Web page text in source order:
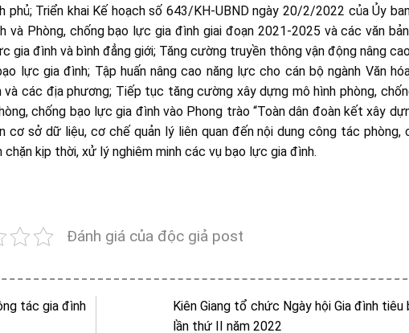
Triển khai Kế hoạch số 643/KH-UBND ngày 20/2/2022 của Ủy
và Phòng, chống bạo lực gia đình giai đoạn 2021-2025 và các văn
gia đình và bình đẳng giới; Tăng cường truyền thông vận động nâng
lực gia đình; Tập huấn nâng cao năng lực cho cán bộ ngành Văn
và các địa phương; Tiếp tục tăng cường xây dựng mô hình phòng,
chống bạo lực gia đình vào Phong trào “Toàn dân đoàn kết xây
cơ sở dữ liệu, cơ chế quản lý liên quan đến nội dung công tác phòng,
kịp thời, xử lý nghiêm minh các vụ bạo lực gia đình.
Đánh giá của độc giả post
tác gia đình
Kiên Giang tổ chức Ngày hội Gia đình tiêu
lần thứ II năm 2022